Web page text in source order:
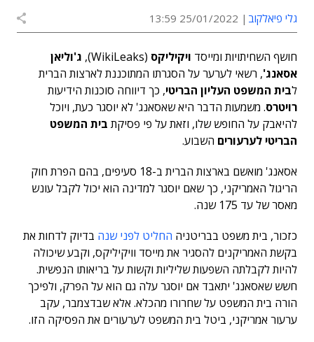
גלי פיאלקוב 25/01/2022 13:59
חושף השחיתויות ומייסד ויקיליקס (WikiLeaks),
ג'וליאן
אסאנג', רשאי לערער על הסגרתו המתוכננת לארצות הברית
לבית המשפט העליון הבריטי, כך דיווחה סוכנות הידיעות
רויטרס. משמעות הדבר היא שאסאנג' לא יוסגר כעת, ויוכל
להיאבק על החופש שלו, וזאת על פי פסיקת בית המשפט
הבריטי לערעורים השבוע.
אסאנג' מואשם בארצות הברית ב-18 סעיפים, בהם הפרת חוק
הריגול האמריקני, כך שאם יוסגר למדינה הוא יכול לקבל עונש
מאסר של עד 175 שנה.
כזכור, בית משפט בבריטניה החליט לפני שנה בדיוק לדחות את
בקשת האמריקנים להסגיר את מייסד וויקיליקס, וקבע שיכולה
להיות לקבלתה השפעות שליליות וקשות על בריאותו הנפשית.
חשש שאסאנג' יתאבד אם יוסגר עלה גם הוא על הפרק, ולפיכך
הורה בית המשפט על שחרורו מהכלא. אלא שבדצמבר, עקב
ערעור אמריקני, ביטל בית המשפט לערעורים את הפסיקה הזו.